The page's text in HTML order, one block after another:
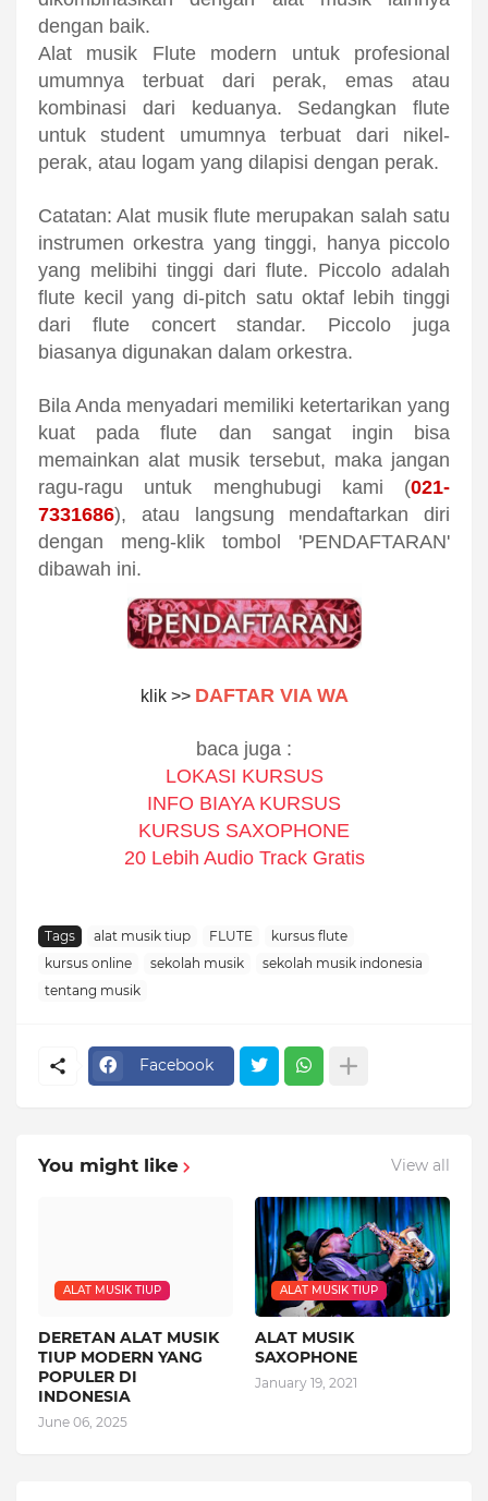
dengan baik.
Alat musik Flute modern untuk profesional
umumnya terbuat dari perak, emas atau
kombinasi dari keduanya. Sedangkan flute
untuk student umumnya terbuat dari nikel-
perak, atau logam yang dilapisi dengan perak.
Catatan: Alat musik flute merupakan salah satu
instrumen orkestra yang tinggi, hanya piccolo
yang melibihi tinggi dari flute. Piccolo adalah
flute kecil yang di-pitch satu oktaf lebih tinggi
dari flute concert standar. Piccolo juga
biasanya digunakan dalam orkestra.
Bila Anda menyadari memiliki ketertarikan yang
kuat pada flute dan sangat ingin bisa
memainkan alat musik tersebut, maka jangan
ragu-ragu untuk menghubugi kami (021-
7331686), atau langsung mendaftarkan diri
dengan meng-klik tombol 'PENDAFTARAN'
dibawah ini.
klik >> DAFTAR VIA WA
baca juga :
LOKASI KURSUS
INFO BIAYA KURSUS
KURSUS SAXOPHONE
20 Lebih Audio Track Gratis
Tags alat musik tiup FLUTE
kursus flute
kursus online
sekolah musik
sekolah musik indonesia
tentang musik
Facebook
You might like View all
ALAT MUSIK TIUP
DERETAN ALAT MUSIK
TIUP MODERN YANG
POPULER DI
INDONESIA
June 06, 2025
ALAT MUSIK TIUP
ALAT MUSIK
SAXOPHONE
January 19, 2021